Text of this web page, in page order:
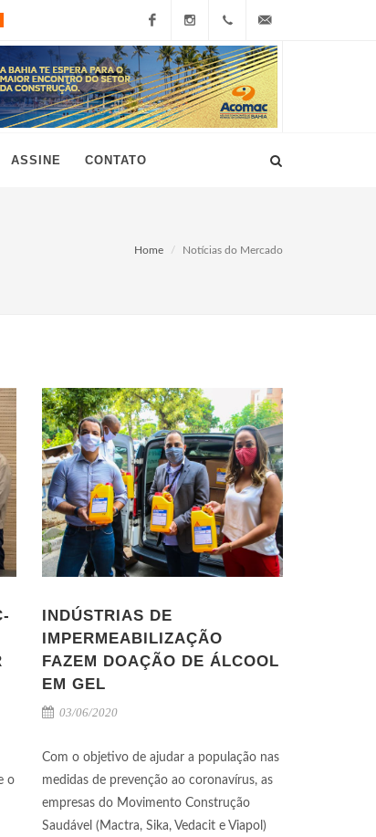
FacebookInstagram
+55
(11)
grau10@grau10.com.br
ASSINE CONTATO
Home Notícias do Mercado
o
INDÚSTRIAS DE
IMPERMEABILIZAÇÃO
FAZEM DOAÇÃO DE ÁLCOOL
EM GEL
03/06/2020
Com o objetivo de ajudar a população nas
medidas de prevenção ao coronavírus, as
empresas do Movimento Construção
Saudável (Mactra, Sika, Vedacit e Viapol)